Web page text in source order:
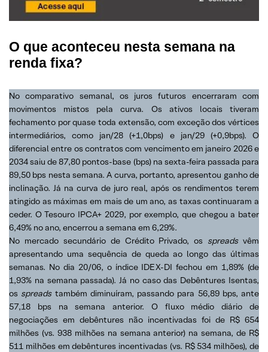
O que aconteceu nesta semana na
renda fixa?
No comparativo semanal, os juros futuros encerraram com
movimentos mistos pela curva. Os ativos locais tiveram
fechamento por quase toda extensão, com exceção dos vértices
intermediários, como jan/28 (+1,0bps) e jan/29 (+0,9bps). O
diferencial entre os contratos com vencimento em janeiro 2026 e
2034 saiu de 87,80 pontos-base (bps) na sexta-feira passada para
89,50 bps nesta semana. A curva, portanto, apresentou ganho de
inclinação. Já na curva de juro real, após os rendimentos terem
atingido as máximas em mais de um ano, as taxas continuaram a
ceder. O Tesouro IPCA+ 2029, por exemplo, que chegou a bater
6,49% no ano, encerrou a semana em 6,29%.
No mercado secundário de Crédito Privado, os spreadsvêm
apresentando uma sequência de queda ao longo das últimas
semanas. No dia 20/06, o índice IDEX-DI fechou em 1,89% (de
1,93% na semana passada). Já no caso das Debêntures Isentas,
os spreadstambém diminuíram, passando para 56,89 bps, ante
57,18 bps na semana anterior. O fluxo médio diário de
negociações em debêntures não incentivadas foi de R$ 654
milhões (vs. 938 milhões na semana anterior) na semana, de R$
511 milhões em debêntures incentivadas (vs. R$ 534 milhões), de